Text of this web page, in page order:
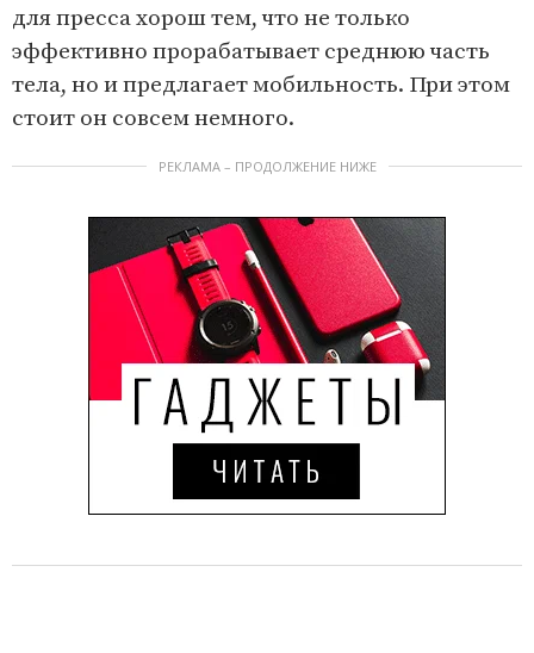
для пресса хорош тем, что не только
эффективно прорабатывает среднюю часть
тела, но и предлагает мобильность. При этом
стоит он совсем немного.
РЕКЛАМА – ПРОДОЛЖЕНИЕ НИЖЕ